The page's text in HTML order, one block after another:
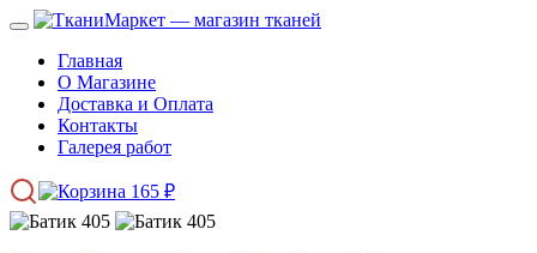
Главная
О Магазине
Доставка и Оплата
Контакты
Галерея работ
165 ₽